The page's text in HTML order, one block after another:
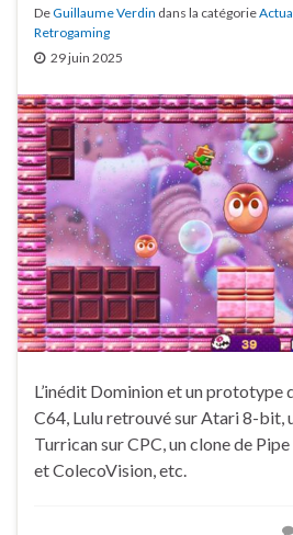
DeGuillaume Verdin dans la catégorie
Retrogaming
29 juin 2025
L’inédit Dominion et un prototype
C64, Lulu retrouvé sur Atari 8-bit,
Turrican sur CPC, un clone de
et ColecoVision, etc.